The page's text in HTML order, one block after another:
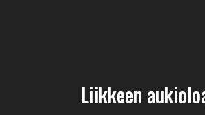
Liikkeen